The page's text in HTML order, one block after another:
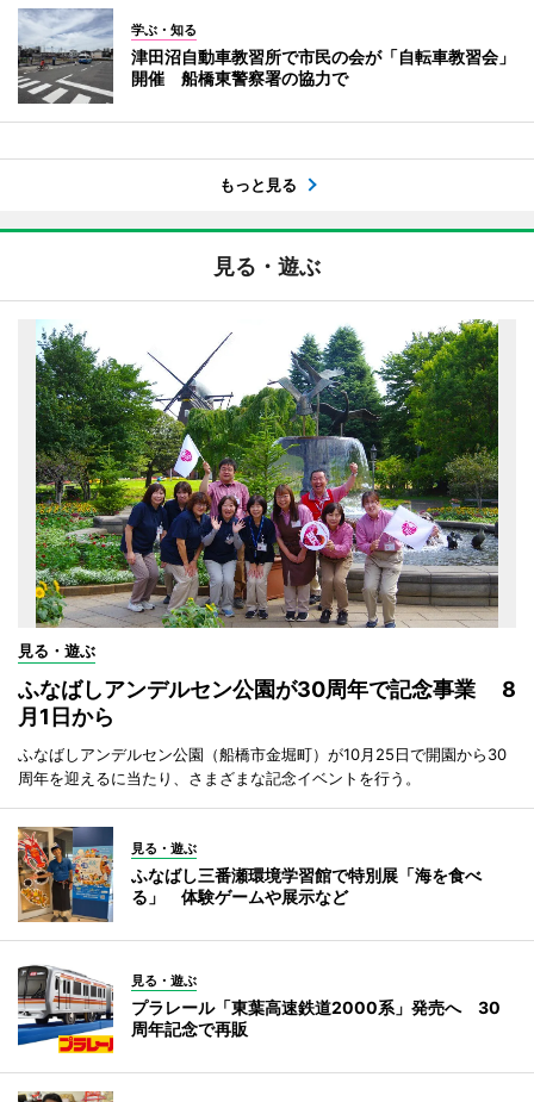
学ぶ・知る
津田沼自動車教習所で市民の会が「自転車教習会」
開催 船橋東警察署の協力で
もっと見る
見る・遊ぶ
見る・遊ぶ
ふなばしアンデルセン公園が30周年で記念事業 8
月1日から
ふなばしアンデルセン公園（船橋市金堀町）が10月25日で開園から30
周年を迎えるに当たり、さまざまな記念イベントを行う。
見る・遊ぶ
ふなばし三番瀬環境学習館で特別展「海を食べ
る」 体験ゲームや展示など
見る・遊ぶ
プラレール「東葉高速鉄道2000系」発売へ 30
周年記念で再販